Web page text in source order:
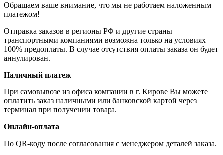
Обращаем ваше внимание, что мы не работаем наложенным
платежом!
Отправка заказов в регионы РФ и другие страны
транспортными компаниями возможна только на условиях
100% предоплаты. В случае отсутствия оплаты заказа он будет
аннулирован.
Наличный платеж
При самовывозе из офиса компании в г. Кирове Вы можете
оплатить заказ наличными или банковской картой через
терминал при получении товара.
Онлайн-оплата
По QR-коду после согласования с менеджером деталей заказа.